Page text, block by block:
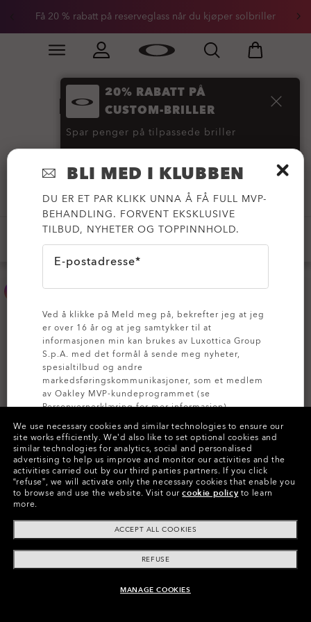
Skip to
Få 20 % rabatt på reserveglass når du kjøper solbriller
Slide 3 of 3. Få 20 % rabatt på reserveglass når du
20% RABATT PÅ
CUSTOM-BRILLER
Spar penger på tilpassede briller
Polariserte PRIZM-
solbriller (96)
Filtrer
MEST ETTERSPURT
Holbrook™
Prizm™ Polarisert
2 660,00 kr
Tilgjengelig med styrke
MEST ETTERSPURT
Radar® EV Path®
Prizm™ Polarisert
3 330,00 kr
Tilgjengelig med styrke
We use necessary cookies and similar technologies to ensure our
site works efficiently. We’d also like to set optional cookies and
similar technologies for analytics, social and personalised
advertising to help us improve and monitor our activities and the
activities carried out by our third parties partners. If you click
“refuse”, we will activate only the necessary cookies that enable you
to browse and use the website. Visit ourcookie policy to learn
more.
ACCEPT ALL COOKIES
REFUSE
MANAGE COOKIES
BLI MED I KLUBBEN
DU ER ET PAR KLIKK UNNA Å FÅ FULL MVP-
BEHANDLING. FORVENT EKSKLUSIVE
TILBUD, NYHETER OG TOPPINNHOLD.
E-postadresse*
Ved å klikke på Meld meg på, bekrefter jeg at jeg
er over 16 år og at jeg samtykker til at
informasjonen min kan brukes av Luxottica Group
S.p.A. med det formål å sende meg nyheter,
spesialtilbud og andre
markedsføringskommunikasjoner, som et medlem
av Oakley MVP-kundeprogrammet (se
Personvernerklæringfor mer informasjon).
MELD DEG PÅ